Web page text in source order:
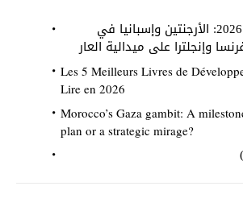
نهائي كأس العالم 2026: الأرجنتين وإسبانيا في
وإنجلترا على ميدالية العار
Les 5 Meilleurs Livres de
Lire en 2026
Morocco’s Gaza gambit: A
plan or a strategic mirage?